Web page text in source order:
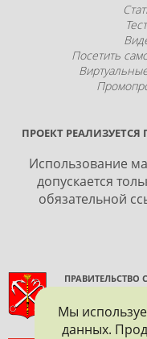
Посетить
ПРОЕКТ
Использование
допускается
обязательной
ПРАВИТЕЛЬСТВО
КОМИТЕТ ПО
И ОХРАНЕ
Мы
данных.